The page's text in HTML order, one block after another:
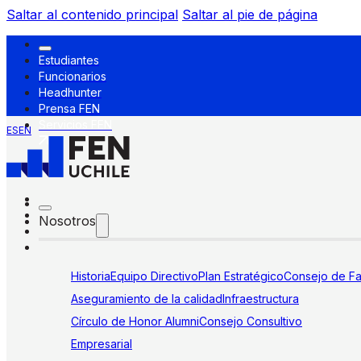
Saltar al contenido principal Saltar al pie de página
Estudiantes
Funcionarios
Headhunter
Prensa FEN
ESEN
Nosotros
HistoriaEquipo DirectivoPlan EstratégicoConsejo de
Aseguramiento de la calidadInfraestructura
Círculo de Honor AlumniConsejo Consultivo
Empresarial